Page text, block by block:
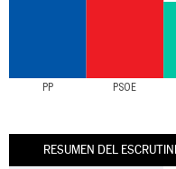
PP PSOE
RESUMEN DEL